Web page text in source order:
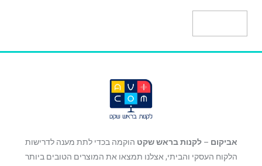
אביקום –לקנות בראש שקט הוקמה בכדי לתת מענה לדרישות
הלקוח העסקי והביתי, אצלנו תמצאו את המוצרים הטובים ביותר